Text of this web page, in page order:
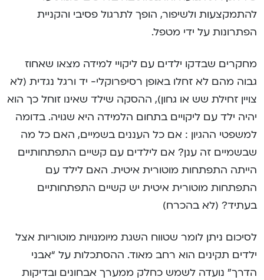
להתמקצעות ולשיפור, הופך לתרגול פסיבי והקניית
הפתרונות על ידי מטפל.
מחקרים שבדקו ילדים עם ליקויי למידה מצאו שאחוז
גבוה מהם לא זחלו באופן רסיפרוקלי- יד ורגל נגדית (לא
צויין זחילת שש או גחון), ההסקה שילד שאינו זוחל כך הוא
יהיה ילד עם ליקויים בתחום הלמידה היא שגויה. בדומה
למשפטי ההגיון : אם כל העננים בשמיים, האם כל מה
שבשמיים זה ענן? אם לילדים עם קשיים התפתחותיים
הייתה התפתחות מוטורית איטית. האם לילד עם
התפתחות מוטורית איטית יש קשיים התפתחותיים
בעתיד? (לא בהכרח)
לסיכום ניתן לומר שטווח השגת מיומנויות מוטוריות אצל
ילדים תקינים הוא רחב מאוד. ההסתכלות על “אבני
הדרך” נועדה לשמש כחלק ממערך אבחונים ובדיקות